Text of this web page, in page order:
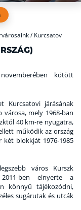
/ Kurcsatov
kötött
Kurcsatovi járásának
mely 1968-ban
40 km-re nyugatra,
működik az ország
két blokkját 1976-1985
város Kurszk
ben elnyerte a
könnyű tájékozódni,
sugárutak és utcák